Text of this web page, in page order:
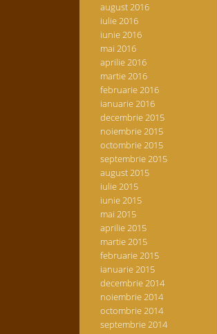
august 2016
iulie 2016
iunie 2016
mai 2016
aprilie 2016
martie 2016
februarie 2016
ianuarie 2016
decembrie 2015
noiembrie 2015
octombrie 2015
septembrie 2015
august 2015
iulie 2015
iunie 2015
mai 2015
aprilie 2015
martie 2015
februarie 2015
ianuarie 2015
decembrie 2014
noiembrie 2014
octombrie 2014
septembrie 2014